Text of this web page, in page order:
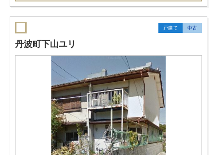
戸建て 中古
丹波町下山ユリ